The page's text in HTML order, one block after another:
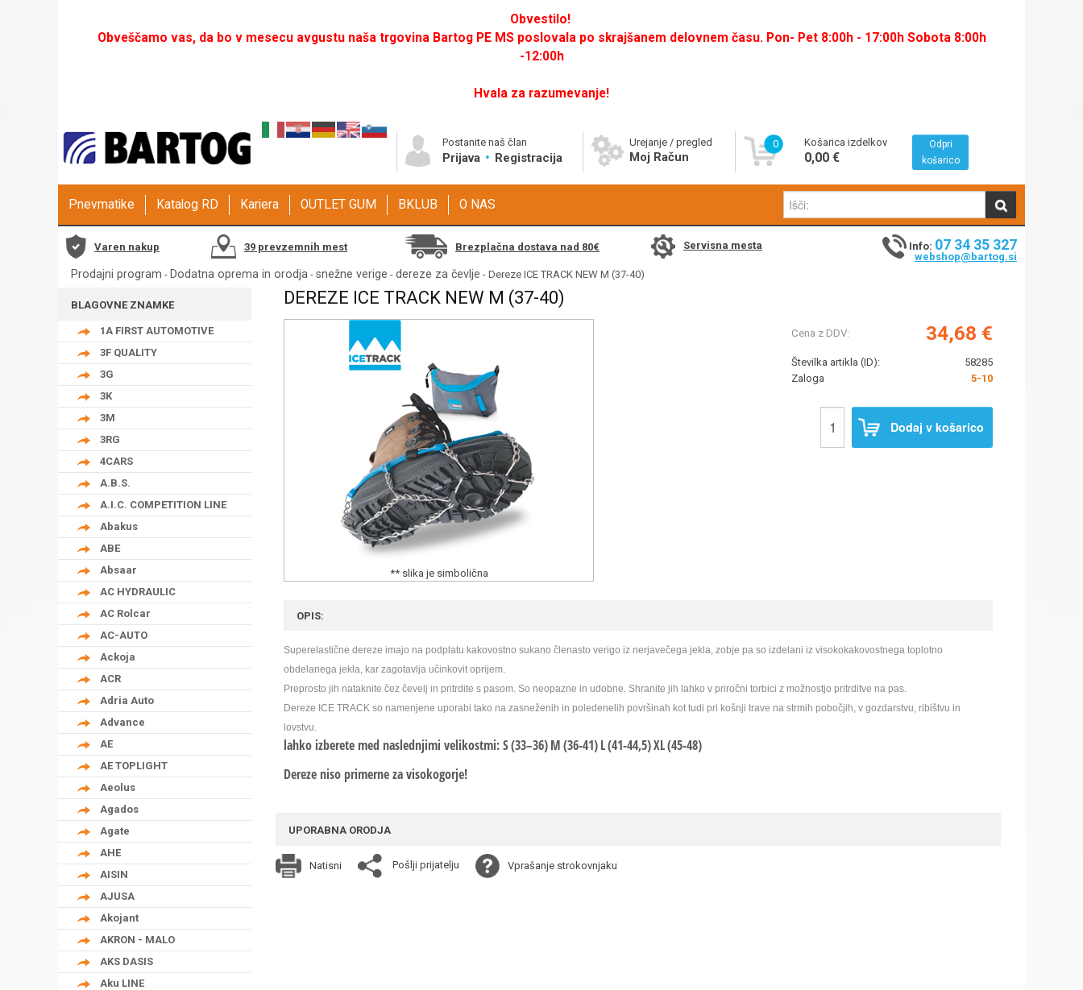
Obvestilo!
Obveščamo vas, da bo v mesecu avgustu naša trgovina Bartog PE MS poslovala po skrajšanem delovnem času. Pon- Pet 8:00h - 17:00h Sobota 8:00h
-12:00h
Hvala za razumevanje!
Postanite naš član
Prijava Registracija
Urejanje / pregled
Moj Račun
0 Košarica izdelkov
0,00 €
Odpri
košarico
Pnevmatike Katalog RD Kariera OUTLET GUM BKLUB O NAS
Varen nakup 39 prevzemnih mest Brezplačna dostava nad 80€ Servisna mesta Info: 07 34 35 327
webshop@bartog.si
Prodajni program - Dodatna oprema in orodja - snežne verige - dereze za čevlje - Dereze ICE TRACK NEW M (37-40)
BLAGOVNE ZNAMKE
1A FIRST AUTOMOTIVE
3F QUALITY
3G
3K
3M
3RG
4CARS
A.B.S.
A.I.C. COMPETITION LINE
Abakus
ABE
Absaar
AC HYDRAULIC
AC Rolcar
AC-AUTO
Ackoja
ACR
Adria Auto
Advance
AE
AE TOPLIGHT
Aeolus
Agados
Agate
AHE
AISIN
AJUSA
Akojant
AKRON - MALO
AKS DASIS
Aku LINE
DEREZE ICE TRACK NEW M (37-40)
** slika je simbolična
Cena z DDV: 34,68 €
Številka artikla (ID):
58285
Zaloga
5-10
Dodaj v košarico
OPIS:
Superelastične dereze imajo na podplatu kakovostno sukano členasto verigo iz nerjavečega jekla, zobje pa so izdelani iz visokokakovostnega toplotno
obdelanega jekla, kar zagotavlja učinkovit oprijem.
Preprosto jih nataknite čez čevelj in pritrdite s pasom. So neopazne in udobne. Shranite jih lahko v priročni torbici z možnostjo pritrditve na pas.
Dereze ICE TRACK so namenjene uporabi tako na zasneženih in poledenelih površinah kot tudi pri košnji trave na strmih pobočjih, v gozdarstvu, ribištvu in
lovstvu.
lahko izberete med naslednjimi velikostmi: S(33–36)M(36-41)L(41-44,5)XL(45-48)
Dereze niso primerne za visokogorje!
UPORABNA ORODJA
Natisni Pošlji prijatelju Vprašanje strokovnjaku